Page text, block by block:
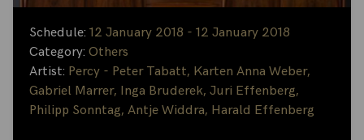
Schedule: 12 January 2018 - 12 January 2018
Category: Others
Artist: Percy - Peter Tabatt, Karten Anna Weber,
Gabriel Marrer, Inga Bruderek, Juri Effenberg,
Philipp Sonntag, Antje Widdra, Harald Effenberg